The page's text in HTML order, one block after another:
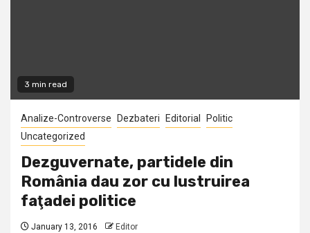
3 min read
Analize-Controverse Dezbateri Editorial
Politic
Uncategorized
Dezguvernate, partidele din
România dau zor cu lustruirea
faţadei politice
January 13, 2016 Editor